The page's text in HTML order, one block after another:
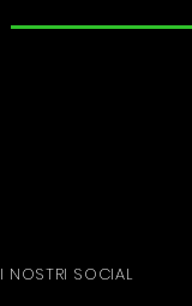
I NOSTRI SOCIAL